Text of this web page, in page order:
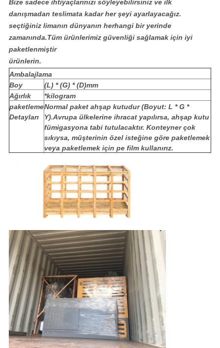
Bize sadece ihtiyaçlarınızı söyleyebilirsiniz ve ilk
danışmadan teslimata kadar her şeyi ayarlayacağız.
seçtiğiniz limanın dünyanın herhangi bir yerinde
zamanında.Tüm ürünlerimiz güvenliği sağlamak için iyi
paketlenmiştir
ürünlerin.
Ambalajlama
Boy
(L) * (G) * (D)mm
Ağırlık
*kilogram
paketleme
Detayları
Normal paket ahşap kutudur (Boyut: L * G *
Y).Avrupa ülkelerine ihracat yapılırsa, ahşap kutu
fümigasyona tabi tutulacaktır. Konteyner çok
sıkıysa, müşterinin özel isteğine göre paketlemek
veya paketlemek için pe film kullanırız.